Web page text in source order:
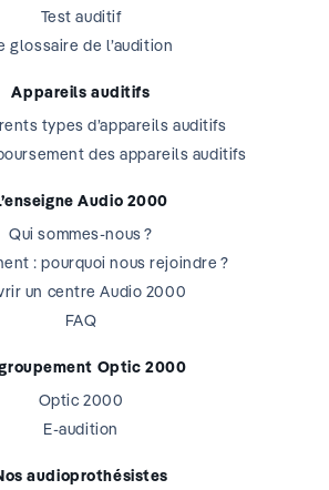
Test auditif
glossaire de l’audition
Appareils auditifs
types d’appareils auditifs
des appareils auditifs
Audio 2000
Qui sommes-nous ?
: pourquoi nous rejoindre ?
un centre Audio 2000
FAQ
Optic 2000
Optic 2000
E-audition
audioprothésistes